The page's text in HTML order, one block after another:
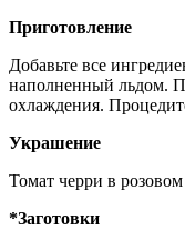
Приготовление
Добавьте все
наполненный льдом.
охлаждения.
Украшение
Томат черри в
*Заготовки